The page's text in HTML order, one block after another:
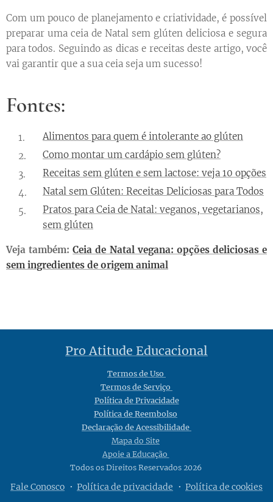
Com um pouco de planejamento e criatividade, é possível
preparar uma ceia de Natal sem glúten deliciosa e segura
para todos. Seguindo as dicas e receitas deste artigo, você
vai garantir que a sua ceia seja um sucesso!
Fontes:
Alimentos para quem é intolerante ao glúten
Como montar um cardápio sem glúten?
Receitas sem glúten e sem lactose: veja 10 opções
Natal sem Glúten: Receitas Deliciosas para Todos
Pratos para Ceia de Natal: veganos, vegetarianos,
sem glúten
Veja também:Ceia de Natal vegana: opções deliciosas e
sem ingredientes de origem animal
Pro Atitude Educacional
Termos de Uso
Termos de Serviço
Política de Privacidade
Política de Reembolso
Declaração de Acessibilidade
Mapa do Site
Apoie a Educação
Todos os Direitos Reservados 2026
Fale Conosco Política de privacidade Política de cookies